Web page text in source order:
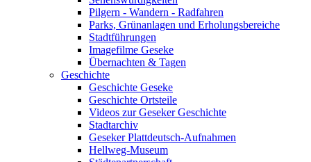
Pilgern - Wandern - Radfahren
Parks, Grünanlagen und Erholungsbereiche
Stadtführungen
Imagefilme Geseke
Übernachten & Tagen
Geschichte
Geschichte Geseke
Geschichte Ortsteile
Videos zur Geseker Geschichte
Stadtarchiv
Geseker Plattdeutsch-Aufnahmen
Hellweg-Museum